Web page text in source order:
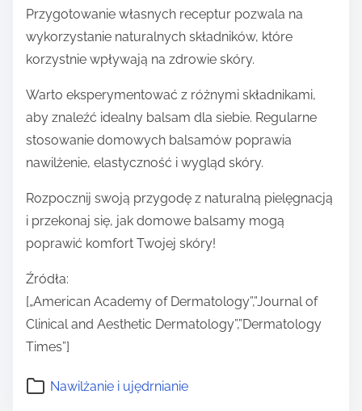
Przygotowanie własnych receptur pozwala na
wykorzystanie naturalnych składników, które
korzystnie wpływają na zdrowie skóry.
Warto eksperymentować z różnymi składnikami,
aby znaleźć idealny balsam dla siebie. Regularne
stosowanie domowych balsamów poprawia
nawilżenie, elastyczność i wygląd skóry.
Rozpocznij swoją przygodę z naturalną pielęgnacją
i przekonaj się, jak domowe balsamy mogą
poprawić komfort Twojej skóry!
Źródła:
[„American Academy of Dermatology”,”Journal of
Clinical and Aesthetic Dermatology”,”Dermatology
Times”]
Nawilżanie i ujędrnianie